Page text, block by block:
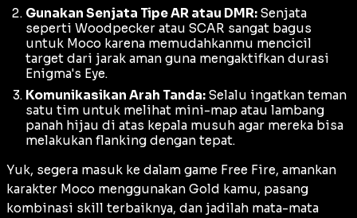
Gunakan Senjata Tipe AR atau DMR: Senjata
seperti Woodpecker atau SCAR sangat bagus
untuk Moco karena memudahkanmu mencicil
target dari jarak aman guna mengaktifkan durasi
Enigma's Eye.
Komunikasikan Arah Tanda: Selalu ingatkan teman
satu tim untuk melihat mini-map atau lambang
panah hijau di atas kepala musuh agar mereka bisa
melakukan flanking dengan tepat.
Yuk, segera masuk ke dalam game Free Fire, amankan
karakter Moco menggunakan Gold kamu, pasang
kombinasi skill terbaiknya, dan jadilah mata-mata